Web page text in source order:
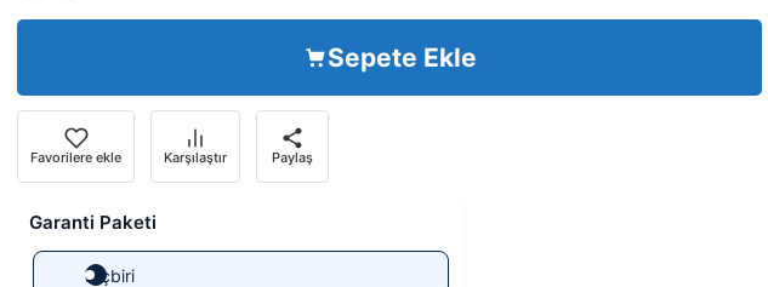
Sepete Ekle
Favorilere ekle Karşılaştır Paylaş
Garanti Paketi
Hiçbiri